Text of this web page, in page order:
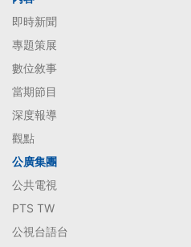
即時新聞
專題策展
數位敘事
當期節目
深度報導
觀點
公廣集團
公共電視
PTS TW
公視台語台